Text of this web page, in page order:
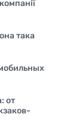
така
от